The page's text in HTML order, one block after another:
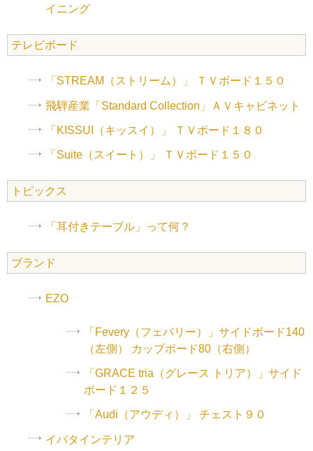
イニング
テレビボード
「STREAM（ストリーム）」 ＴＶボード１５０
飛騨産業「Standard Collection」ＡＶキャビネット
「KISSUI（キッスイ）」 ＴＶボード１８０
「Suite（スイート）」 ＴＶボード１５０
トピックス
「耳付きテーブル」って何？
ブランド
EZO
「Fevery（フェバリー）」サイドボード140
（左側） カップボード80（右側）
「GRACE tria（グレース トリア）」サイド
ボード１２５
「Audi（アウディ）」 チェスト９０
イバタインテリア